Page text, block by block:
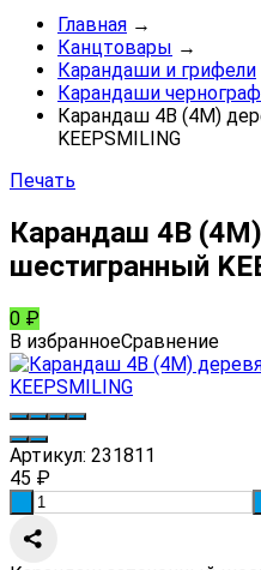
Главная →
Канцтовары →
Карандаши и грифели
Карандаши
Карандаш 4В (4М)
KEEPSMILING
Печать
Карандаш 4В
шестигранный
0 ₽
В избранноеСравнение
Артикул: 231811
45 ₽